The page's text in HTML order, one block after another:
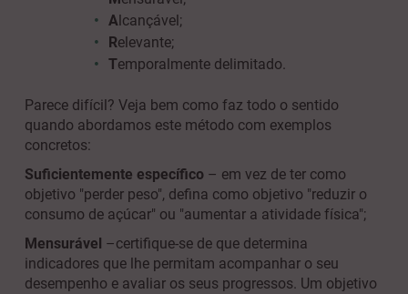
A lcançável;
Relevante;
Temporalmente delimitado.
Parece difícil? Veja bem como faz todo o sentido
quando abordamos este método com exemplos
concretos:
Suficientemente específico – em vez de ter como
objetivo "perder peso", defina como objetivo "reduzir o
consumo de açúcar" ou "aumentar a atividade física";
Mensurável –certifique-se de que determina
indicadores que lhe permitam acompanhar o seu
desempenho e avaliar os seus progressos. Um objetivo